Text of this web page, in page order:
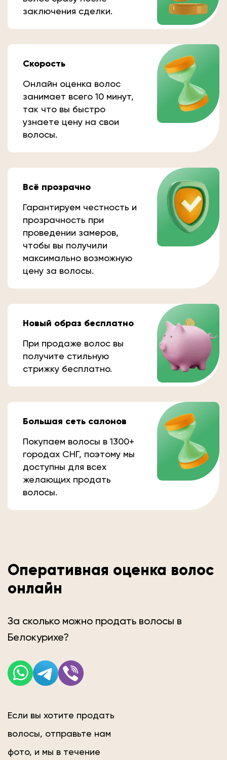
заключения сделки.
Скорость
Онлайн оценка волос
занимает всего 10 минут,
так что вы быстро
узнаете цену на свои
волосы.
Всё прозрачно
Гарантируем честность и
прозрачность при
проведении замеров,
чтобы вы получили
максимально возможную
цену за волосы.
Новый образ бесплатно
При продаже волос вы
получите стильную
стрижку бесплатно.
Большая сеть салонов
Покупаем волосы в 1300+
городах СНГ, поэтому мы
доступны для всех
желающих продать
волосы.
Оперативная оценка волос
онлайн
За сколько можно продать волосы в
Белокурихе?
Если вы хотите продать
волосы, отправьте нам
фото, и мы в течение